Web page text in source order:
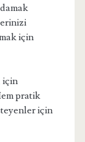
için
için
pratik
için